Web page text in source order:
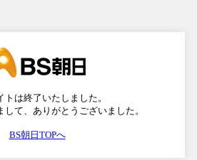
トは終了いたしました。
して、ありがとうございました。
BS朝日TOPへ